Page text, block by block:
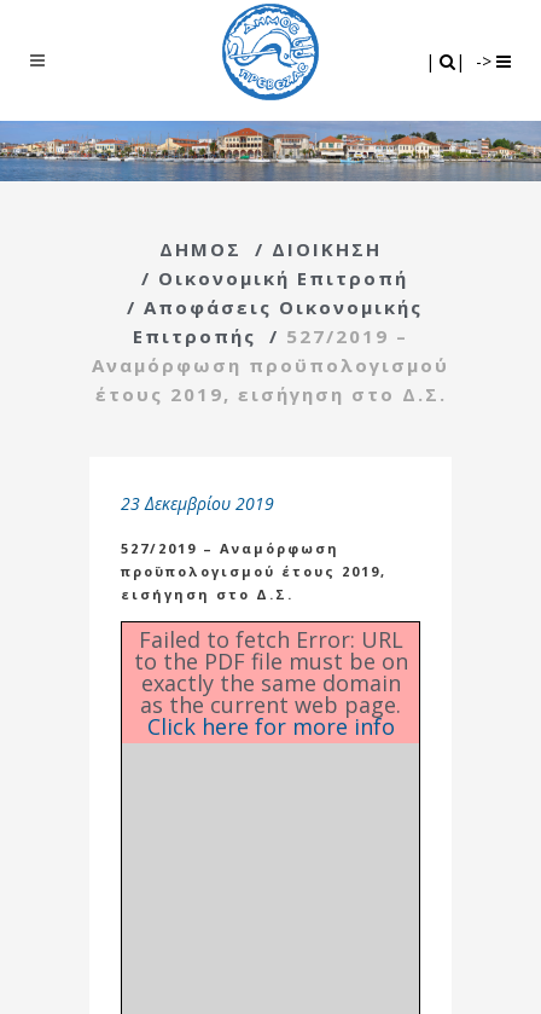
| | ->
ΔΗΜΟΣ / ΔΙΟΙΚΗΣΗ
/ Οικονομική Επιτροπή
/ Αποφάσεις Οικονομικής
Επιτροπής
/ 527/2019 –
Αναμόρφωση προϋπολογισμού
έτους 2019, εισήγηση στο Δ.Σ.
23 Δεκεμβρίου 2019
527/2019 – Αναμόρφωση
προϋπολογισμού έτους 2019,
εισήγηση στο Δ.Σ.
Failed to fetch Error: URL
to the PDF file must be on
exactly the same domain
as the current web page.
Click here for more info